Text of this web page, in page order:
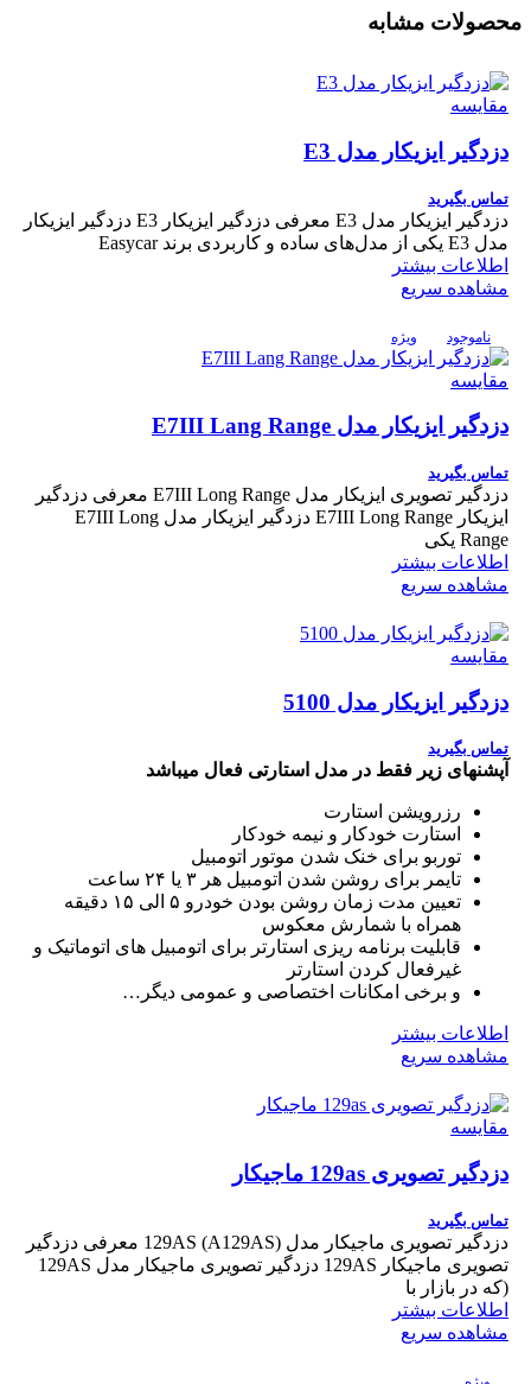
محصولات مشابه
مقایسه
دزدگیر ایزیکار مدل E3
تماس بگیرید
دزدگیر ایزیکار مدل E3 معرفی دزدگیر ایزیکار E3 دزدگیر ایزیکار
مدل E3 یکی از مدل‌های ساده و کاربردی برند Easycar
اطلاعات بیشتر
مشاهده سریع
ناموجود ویژه
مقایسه
دزدگیر ایزیکار مدل E7III Lang Range
تماس بگیرید
دزدگیر تصویری ایزیکار مدل E7III Long Range معرفی دزدگیر
ایزیکار E7III Long Range دزدگیر ایزیکار مدل E7III Long
Range یکی
اطلاعات بیشتر
مشاهده سریع
مقایسه
دزدگیر ایزیکار مدل 5100
تماس بگیرید
آپشن؜های زیر فقط در مدل استارتی فعال می؜باشد
رزرویشن استارت
استارت خودکار و نیمه خودکار
توربو برای خنک شدن موتور اتومبیل
تایمر برای روشن شدن اتومبیل هر ۳ یا ۲۴ ساعت
تعیین مدت زمان روشن بودن خودرو ۵ الی ۱۵ دقیقه
همراه با شمارش معکوس
قابلیت برنامه ریزی استارتر برای اتومبیل های اتوماتیک و
غیرفعال کردن استارتر
و برخی امکانات اختصاصی و عمومی دیگر…
اطلاعات بیشتر
مشاهده سریع
مقایسه
دزدگیر تصویری 129as ماجیکار
تماس بگیرید
دزدگیر تصویری ماجیکار مدل 129AS (A129AS) معرفی دزدگیر
تصویری ماجیکار 129AS دزدگیر تصویری ماجیکار مدل 129AS
(که در بازار با
اطلاعات بیشتر
مشاهده سریع